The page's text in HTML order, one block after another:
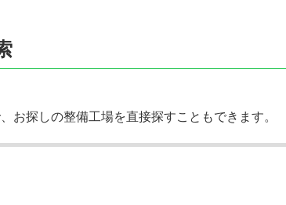
お探しの整備工場を直接探すこともできます。